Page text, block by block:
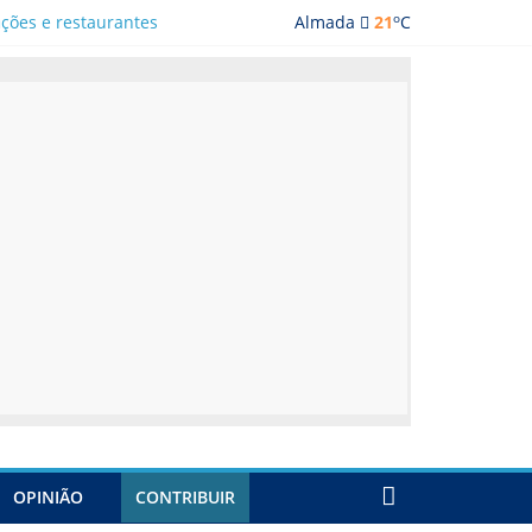
Almada 21oC
e restaurantes
OPINIÃO CONTRIBUIR